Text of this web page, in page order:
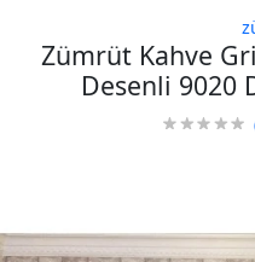
Zümrüt Kahve
Desenli 9020